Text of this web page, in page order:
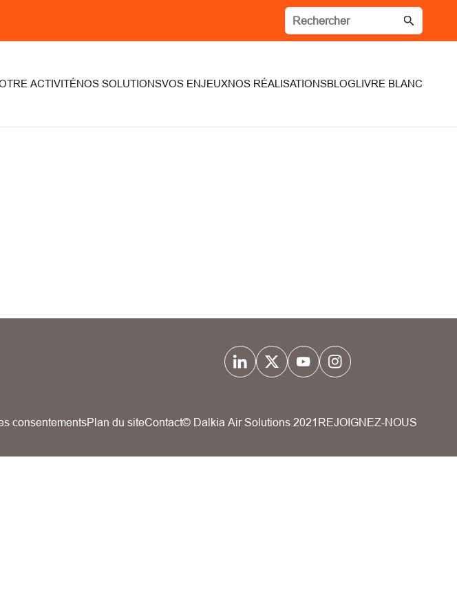
ACTIVITÉNOS SOLUTIONSVOS ENJEUXNOS RÉALISATIONSBLOGLIVRE BLANC
consentementsPlan du siteContact© Dalkia Air Solutions 2021 REJOIGNEZ-NOUS